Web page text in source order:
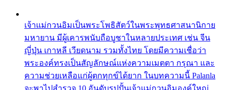
เจ้าแม่กวนอิมเป็นพระโพธิสัตว์ในพระพุทธศาสนานิกาย
มหายาน มีผู้เคารพนับถือบูชาในหลายประเทศ เช่น จีน
ญี่ปุ่น เกาหลี เวียดนาม รวมทั้งไทย โดยมีความเชื่อว่า
พระองค์ทรงเป็นสัญลักษณ์แห่งความเมตตา กรุณา และ
ความช่วยเหลือแก่ผู้ตกทุกข์ได้ยาก ในบทความนี้ Palanla
จะพาไปสำรวจ 10 อันดับรูปปั้นเจ้าแม่กวนอิมองค์ใหญ่